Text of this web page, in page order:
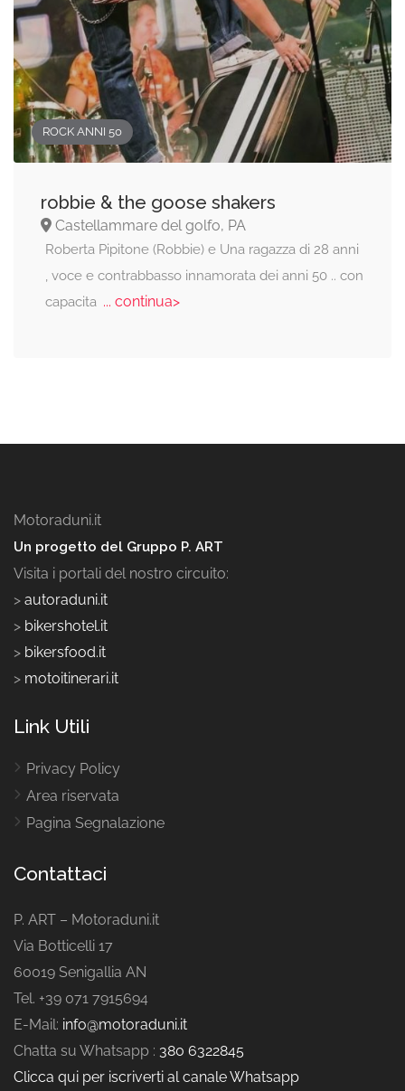
ROCK ANNI 50
robbie & the goose shakers
Castellammare del golfo, PA
Roberta Pipitone (Robbie) e Una ragazza di 28 anni
, voce e contrabbasso innamorata dei anni 50 .. con
capacita... continua>
Motoraduni.it
Un progetto del Gruppo P. ART
Visita i portali del nostro circuito:
> autoraduni.it
> bikershotel.it
> bikersfood.it
> motoitinerari.it
Link Utili
Privacy Policy
Area riservata
Pagina Segnalazione
Contattaci
P. ART – Motoraduni.it
Via Botticelli 17
60019 Senigallia AN
Tel. +39 071 7915694
E-Mail: info@motoraduni.it
Chatta su Whatsapp : 380 6322845
Clicca qui per iscriverti al canale Whatsapp